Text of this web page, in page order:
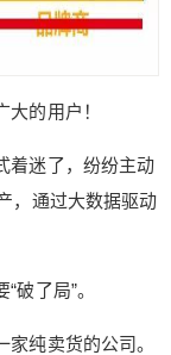
的用户！
迷了，纷纷主动
，通过大数据驱动
破了局”。
纯卖货的公司。